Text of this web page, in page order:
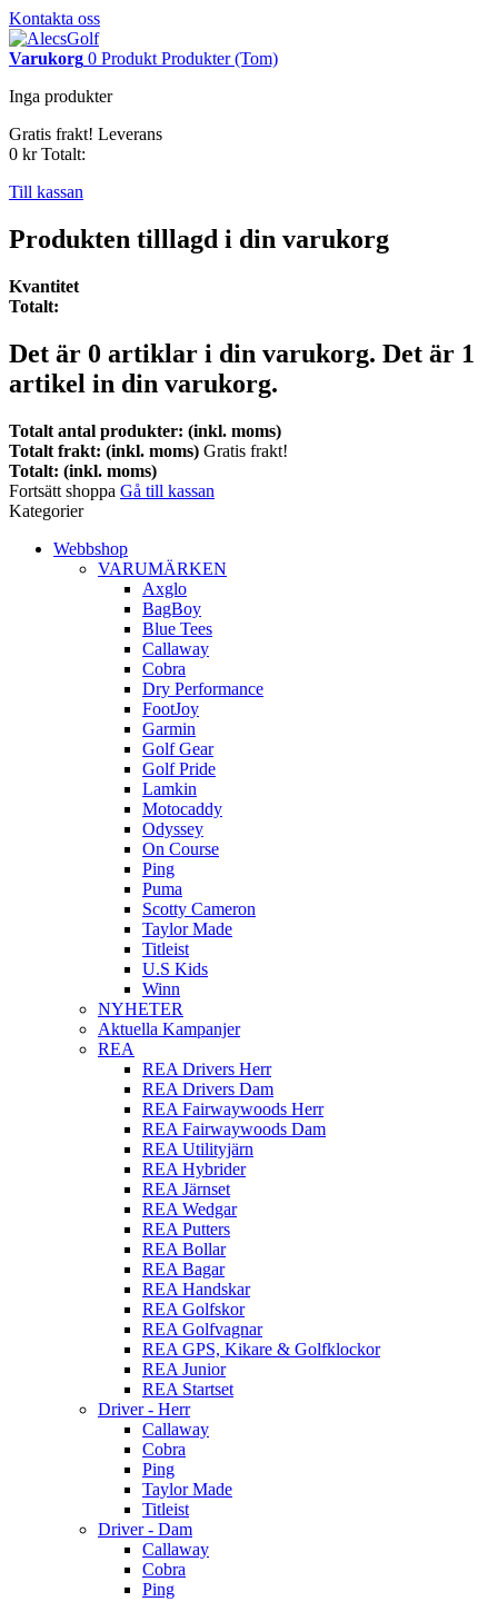
Kontakta oss
Varukorg 0 Produkt Produkter (Tom)
Inga produkter
Gratis frakt! Leverans
0 kr Totalt:
Till kassan
Produkten tilllagd i din varukorg
Kvantitet
Totalt:
Det är 0 artiklar i din varukorg. Det är 1
artikel in din varukorg.
Totalt antal produkter: (inkl. moms)
Totalt frakt: (inkl. moms) Gratis frakt!
Totalt: (inkl. moms)
Fortsätt shoppa Gå till kassan
Kategorier
Webbshop
VARUMÄRKEN
Axglo
BagBoy
Blue Tees
Callaway
Cobra
Dry Performance
FootJoy
Garmin
Golf Gear
Golf Pride
Lamkin
Motocaddy
Odyssey
On Course
Ping
Puma
Scotty Cameron
Taylor Made
Titleist
U.S Kids
Winn
NYHETER
Aktuella Kampanjer
REA
REA Drivers Herr
REA Drivers Dam
REA Fairwaywoods Herr
REA Fairwaywoods Dam
REA Utilityjärn
REA Hybrider
REA Järnset
REA Wedgar
REA Putters
REA Bollar
REA Bagar
REA Handskar
REA Golfskor
REA Golfvagnar
REA GPS, Kikare & Golfklockor
REA Junior
REA Startset
Driver - Herr
Callaway
Cobra
Ping
Taylor Made
Titleist
Driver - Dam
Callaway
Cobra
Ping